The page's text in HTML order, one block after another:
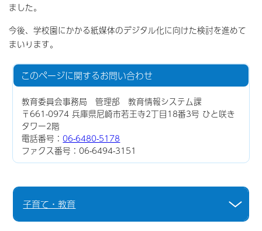
ました。
今後、学校園にかかる紙媒体のデジタル化に向けた検討を進めて
まいります。
このページに関するお問い合わせ
教育委員会事務局 管理部 教育情報システム課
〒661-0974 兵庫県尼崎市若王寺2丁目18番3号 ひと咲き
タワー2階
電話番号：06-6480-5178
ファクス番号：06-6494-3151
子育て・教育